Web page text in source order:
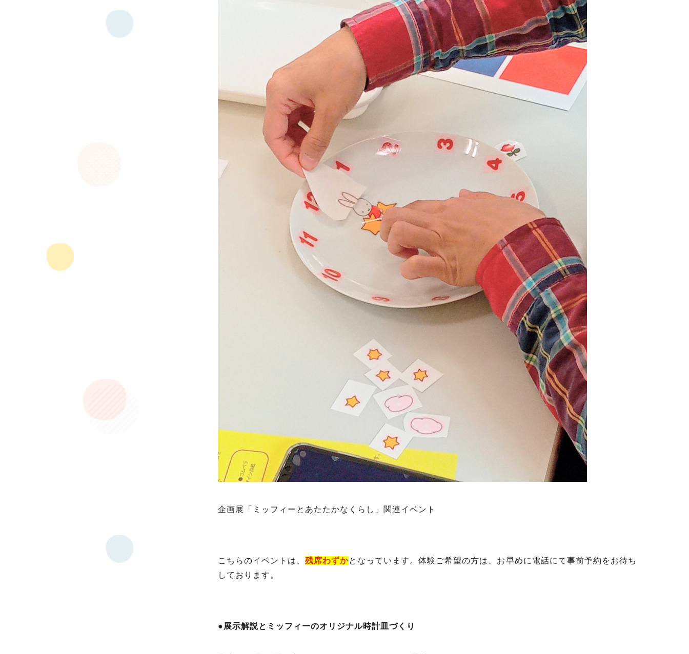
企画展「ミッフィーとあたたかなくらし」関連イベント
こちらのイベントは、 残席わずかとなっています。体験ご希望の方は、お早めに電話にて事前予約をお待ち
しております。
●展示解説とミッフィーのオリジナル時計皿づくり